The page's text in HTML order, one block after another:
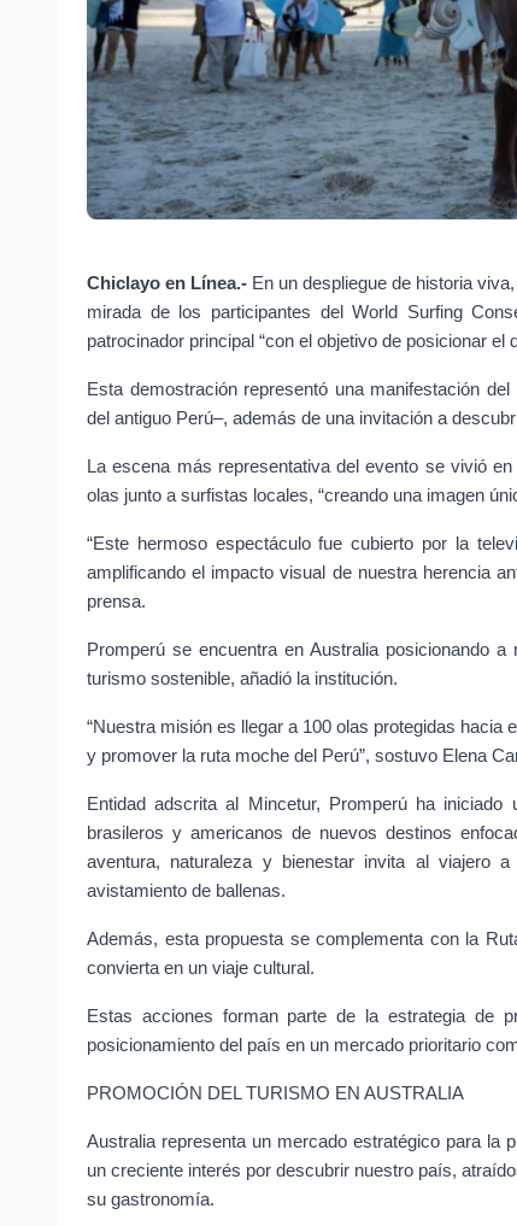
Chiclayo en Línea.- En un despliegue de historia
mirada de los participantes del World Surfing
patrocinador principal “con el objetivo de posicionar el
Esta demostración representó una manifestación
del antiguo Perú–, además de una invitación a
La escena más representativa del evento se vivió
olas junto a surfistas locales, “creando una imagen
“Este hermoso espectáculo fue cubierto por la
amplificando el impacto visual de nuestra herencia
prensa.
Promperú se encuentra en Australia posicionando
turismo sostenible, añadió la institución.
“Nuestra misión es llegar a 100 olas protegidas
y promover la ruta moche del Perú”, sostuvo Elena
Entidad adscrita al Mincetur, Promperú ha
brasileros y americanos de nuevos destinos
aventura, naturaleza y bienestar invita al viajero
avistamiento de ballenas.
Además, esta propuesta se complementa con la
convierta en un viaje cultural.
Estas acciones forman parte de la estrategia de
posicionamiento del país en un mercado prioritario
PROMOCIÓN DEL TURISMO EN AUSTRALIA
Australia representa un mercado estratégico para la
un creciente interés por descubrir nuestro país,
su gastronomía.